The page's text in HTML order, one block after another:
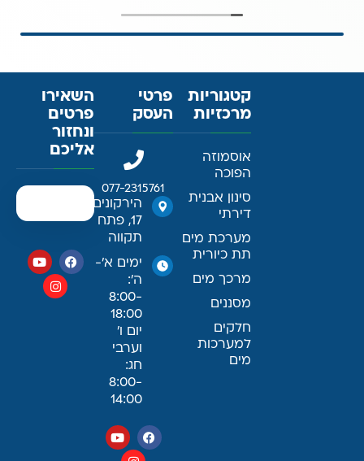
קטגוריות
מרכזיות
אוסמוזה
הפוכה
סינון אבנית
דירתי
מערכת מים
תת כיורית
מרכך מים
מסננים
חלקים
למערכות
מים
פרטי
העסק
077-2315761
הירקונים
17, פתח
תקווה
ימים א׳-
ה׳:
8:00-
18:00
יום ו׳
וערבי
חג:
8:00-
14:00
השאירו
פרטים
ונחזור
אליכם